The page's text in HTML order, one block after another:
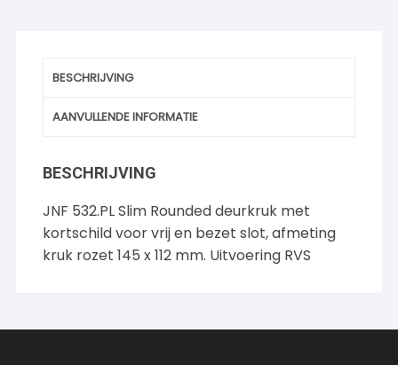
BESCHRIJVING
AANVULLENDE INFORMATIE
BESCHRIJVING
JNF 532.PL Slim Rounded deurkruk met
kortschild voor vrij en bezet slot, afmeting
kruk rozet 145 x 112 mm. Uitvoering RVS